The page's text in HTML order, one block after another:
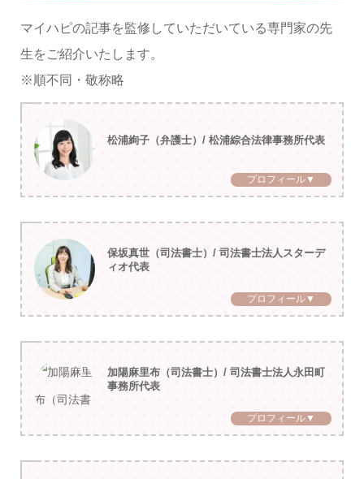
マイハピの記事を監修していただいている専門家の先
生をご紹介いたします。
※順不同・敬称略
松浦絢子（弁護士）/ 松浦綜合法律事務所代表
プロフィール▼
保坂真世（司法書士）/ 司法書士法人スターデ
ィオ代表
プロフィール▼
加陽麻里布（司法書士）/ 司法書士法人永田町
事務所代表
プロフィール▼